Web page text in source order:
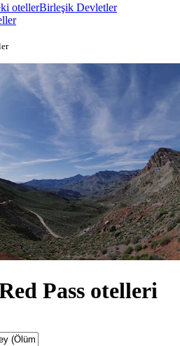
otellerBirleşik Devletler
Pass otelleri